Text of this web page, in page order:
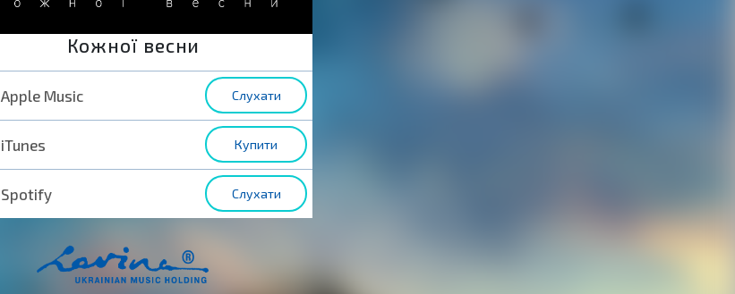
Кожної весни
Apple Music Слухати
iTunes Купити
Spotify Слухати